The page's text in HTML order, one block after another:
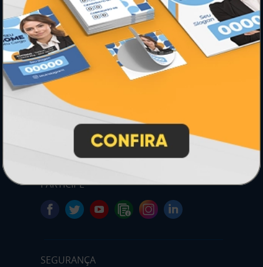
PAGUE COM
* Pagamento com cartão de crédito terá valor adicional.
** Pagamentos a prazo poderão ter acréscimo.
*** Nota fiscal sujeita a emissão de acordo com prestador de
serviço, conforme legislação pertinente.
PARTICIPE
SEGURANÇA